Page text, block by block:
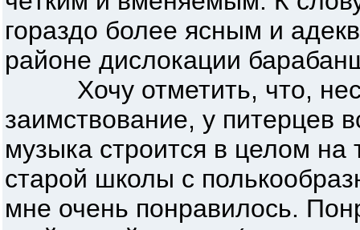
гораздо более ясным и
районе дислокации
Хочу отметить, что,
заимствование, у питерцев
музыка строится в целом на
старой школы с
мне очень понравилось.